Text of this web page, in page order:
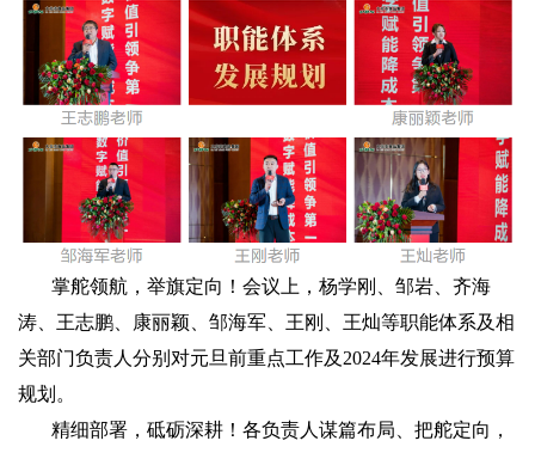
掌舵领航，举旗定向！会议上，杨学刚、邹岩、齐海
涛、王志鹏、康丽颖、邹海军、王刚、王灿等职能体系及相
关部门负责人分别对元旦前重点工作及2024年发展进行预算
规划。
精细部署，砥砺深耕！各负责人谋篇布局、把舵定向，